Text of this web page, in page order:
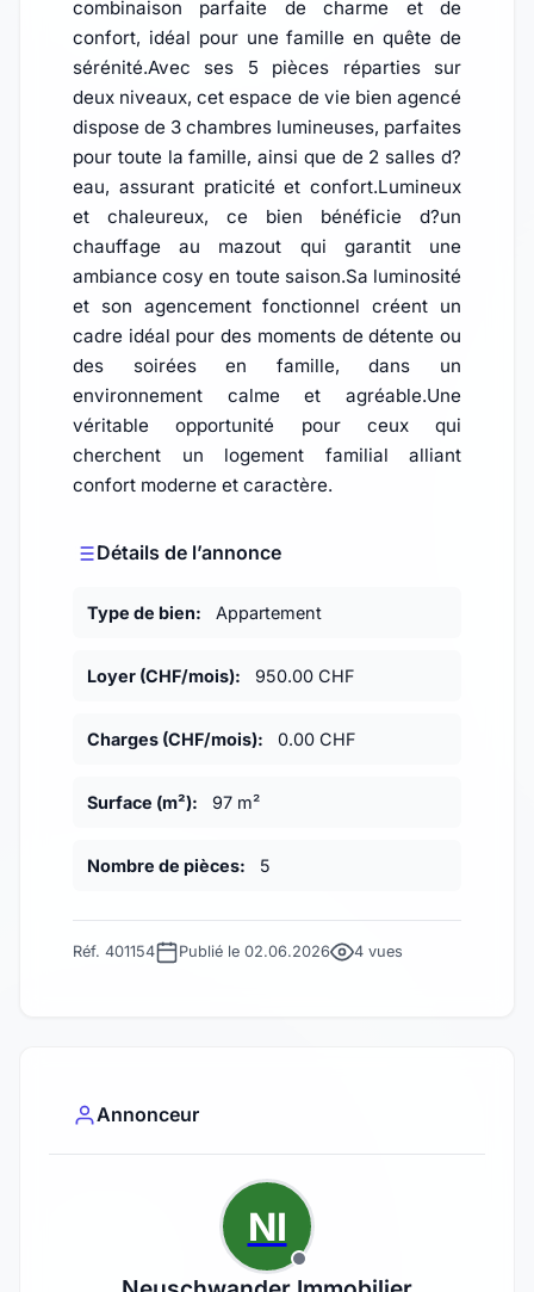
combinaison parfaite de charme et de
confort, idéal pour une famille en quête de
sérénité.Avec ses 5 pièces réparties sur
deux niveaux, cet espace de vie bien agencé
dispose de 3 chambres lumineuses, parfaites
pour toute la famille, ainsi que de 2 salles d?
eau, assurant praticité et confort.Lumineux
et chaleureux, ce bien bénéficie d?un
chauffage au mazout qui garantit une
ambiance cosy en toute saison.Sa luminosité
et son agencement fonctionnel créent un
cadre idéal pour des moments de détente ou
des soirées en famille, dans un
environnement calme et agréable.Une
véritable opportunité pour ceux qui
cherchent un logement familial alliant
confort moderne et caractère.
Détails de l’annonce
Type de bien: Appartement
Loyer (CHF/mois): 950.00 CHF
Charges (CHF/mois): 0.00 CHF
Surface (m²): 97 m²
Nombre de pièces: 5
Réf. 401154 Publié le 02.06.2026 4 vues
Annonceur
NI